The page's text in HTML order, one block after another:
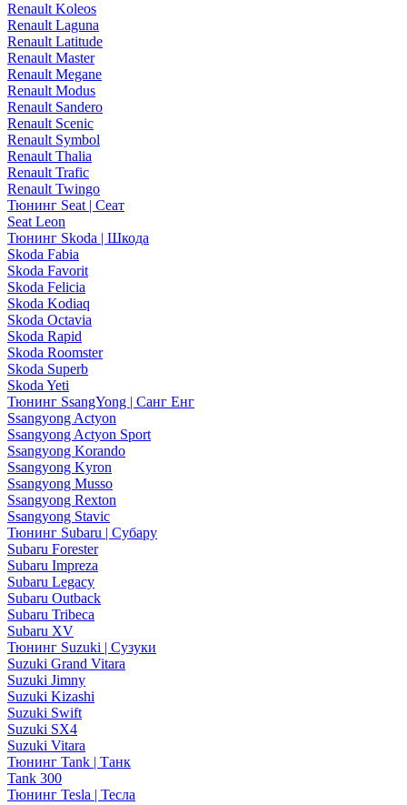
Renault Koleos
Renault Laguna
Renault Latitude
Renault Master
Renault Megane
Renault Modus
Renault Sandero
Renault Scenic
Renault Symbol
Renault Thalia
Renault Trafic
Renault Twingo
Тюнинг Seat | Сеат
Seat Leon
Тюнинг Skoda | Шкода
Skoda Fabia
Skoda Favorit
Skoda Felicia
Skoda Kodiaq
Skoda Octavia
Skoda Rapid
Skoda Roomster
Skoda Superb
Skoda Yeti
Тюнинг SsangYong | Санг Енг
Ssangyong Actyon
Ssangyong Actyon Sport
Ssangyong Korando
Ssangyong Kyron
Ssangyong Musso
Ssangyong Rexton
Ssangyong Stavic
Тюнинг Subaru | Субару
Subaru Forester
Subaru Impreza
Subaru Legacy
Subaru Outback
Subaru Tribeca
Subaru XV
Тюнинг Suzuki | Сузуки
Suzuki Grand Vitara
Suzuki Jimny
Suzuki Kizashi
Suzuki Swift
Suzuki SX4
Suzuki Vitara
Тюнинг Tank | Танк
Tank 300
Тюнинг Tesla | Тесла